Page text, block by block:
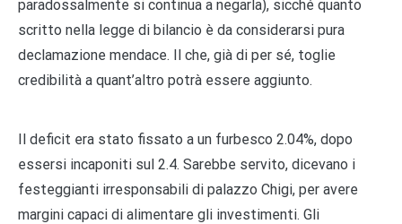
paradossalmente si continua a negarla), sicché quanto
scritto nella legge di bilancio è da considerarsi pura
declamazione mendace. Il che, già di per sé, toglie
credibilità a quant’altro potrà essere aggiunto.
Il deficit era stato fissato a un furbesco 2.04%, dopo
essersi incaponiti sul 2.4. Sarebbe servito, dicevano i
festeggianti irresponsabili di palazzo Chigi, per avere
margini capaci di alimentare gli investimenti. Gli